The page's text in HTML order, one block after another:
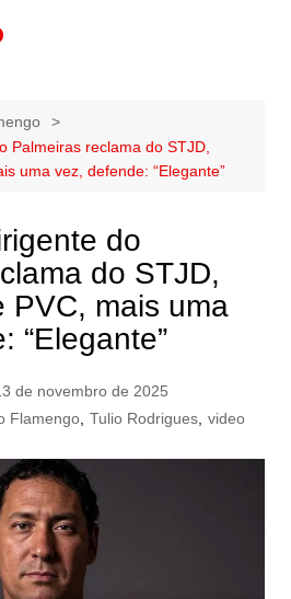
Palmeiras reclama do STJD,
uma vez, defende: “Elegante”
do
do STJD,
PVC, mais uma
“Elegante”
de novembro de 2025
Flamengo, Tulio Rodrigues, video